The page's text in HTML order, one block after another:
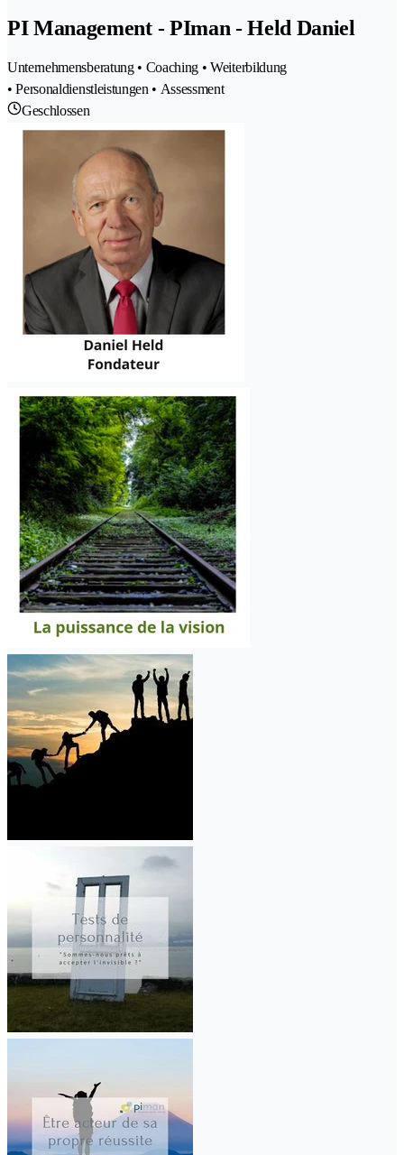
PI Management - PIman - Held Daniel
Unternehmensberatung • Coaching • Weiterbildung
• Personaldienstleistungen • Assessment
Geschlossen